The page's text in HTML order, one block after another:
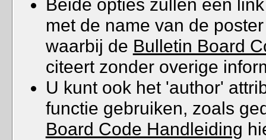
Beide opties zullen een
met de name van de
waarbij de Bulletin Board
citeert zonder overige
U kunt ook het 'author'
functie gebruiken, zoals
Board Code Handleiding